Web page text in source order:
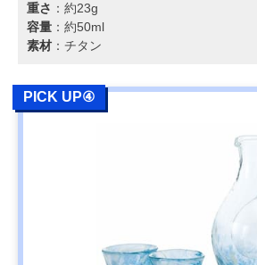
重さ ：約23g
容量 ：約50ml
素材 ：チタン
PICK UP④